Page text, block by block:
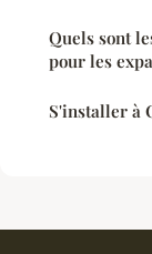
Quels sont
pour les
S'installer à